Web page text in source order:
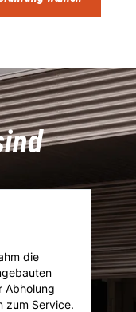
die
Service.
★